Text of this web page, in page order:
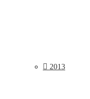
2013